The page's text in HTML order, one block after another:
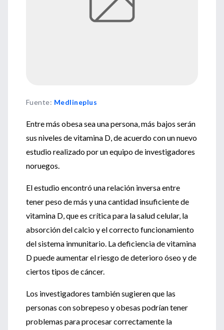
Fuente: Medlineplus
Entre más obesa sea una persona, más bajos serán
sus niveles de vitamina D, de acuerdo con un nuevo
estudio realizado por un equipo de investigadores
noruegos.
El estudio encontró una relación inversa entre
tener peso de más y una cantidad insuficiente de
vitamina D, que es crítica para la salud celular, la
absorción del calcio y el correcto funcionamiento
del sistema inmunitario. La deficiencia de vitamina
D puede aumentar el riesgo de deterioro óseo y de
ciertos tipos de cáncer.
Los investigadores también sugieren que las
personas con sobrepeso y obesas podrían tener
problemas para procesar correctamente la